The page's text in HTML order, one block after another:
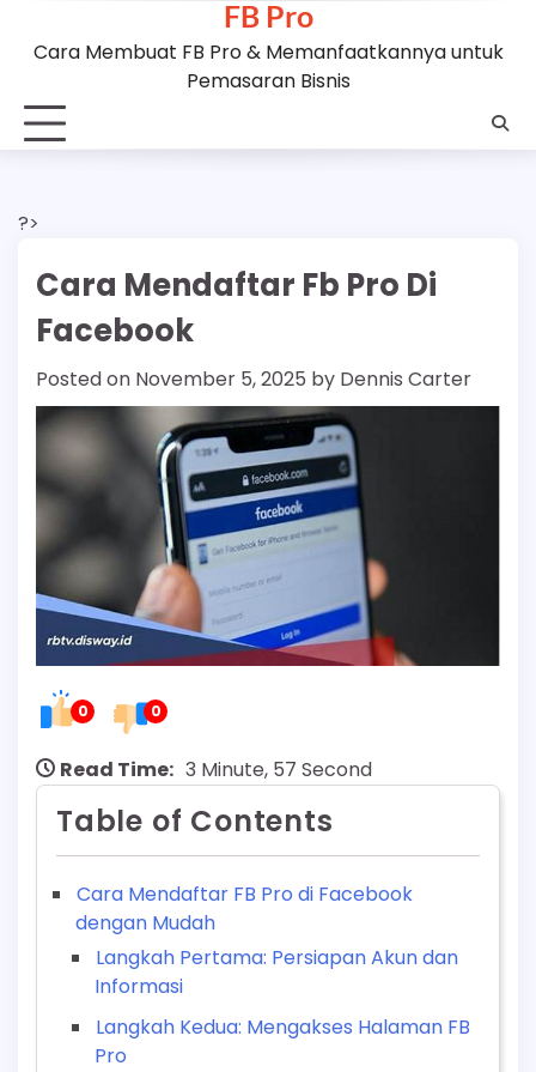
FB Pro
Cara Membuat FB Pro & Memanfaatkannya untuk
Pemasaran Bisnis
?>
Cara Mendaftar Fb Pro Di
Facebook
Posted on November 5, 2025 by Dennis Carter
0 0
Read Time: 3 Minute, 57 Second
Table of Contents
Cara Mendaftar FB Pro di Facebook
dengan Mudah
Langkah Pertama: Persiapan Akun dan
Informasi
Langkah Kedua: Mengakses Halaman FB
Pro